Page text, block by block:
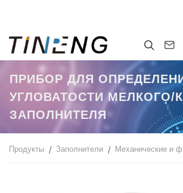
Search
ПРИБОР ДЛЯ
УГЛОВАТОСТИ МЕЛКОГО/
ЗАПОЛНИТЕЛЯ
Продукты Заполнители Механические и